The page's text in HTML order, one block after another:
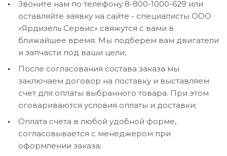
Звоните нам по телефону 8-800-1000-629 или
оставляйте заявку на сайте - специалисты ООО
«Ярдизель Сервис» свяжутся с вами в
ближайшее время. Мы подберем вам двигатели
и запчасти под ваши цели;
После согласования состава заказа мы
заключаем договор на поставку и выставляем
счет для оплаты выбранного товара. При этом
оговариваются условия оплаты и доставки;
Оплата счета в любой удобной форме,
согласовывается с менеджером при
оформлении заказа;